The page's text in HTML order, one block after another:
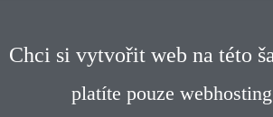
Chci si vytvořit web na této
platíte pouze